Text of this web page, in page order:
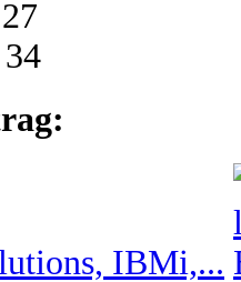
IBMi,...